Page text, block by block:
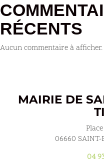
RÉCENTS
Aucun commentaire à afficher.
MAIRIE DE
06660 SAINT-
04